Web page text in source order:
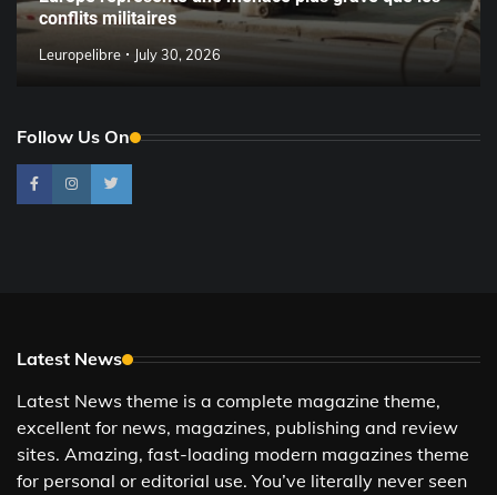
conflits militaires
Leuropelibre July 30, 2026
Follow Us On
Latest News
Latest News theme is a complete magazine theme,
excellent for news, magazines, publishing and review
sites. Amazing, fast-loading modern magazines theme
for personal or editorial use. You’ve literally never seen